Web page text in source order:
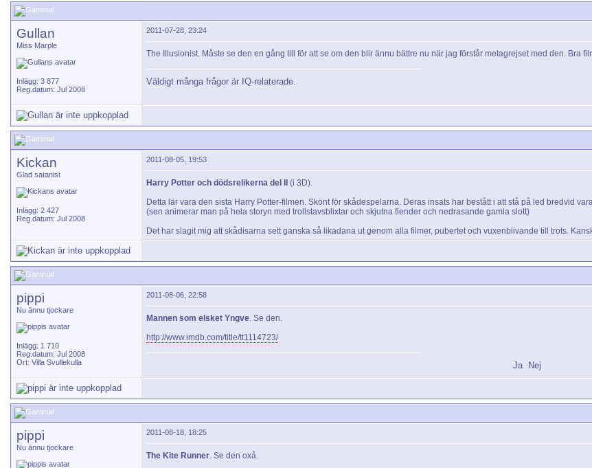
Gullan
Miss Marple
Inlägg: 3 877
Reg.datum: Jul 2008
2011-07-28, 23:24
The Illusionist. Måste se den en gång till för att se om den blir ännu bättre nu när jag förstår metagrejset med den. Bra
Väldigt många frågor är IQ-relaterade.
Kickan
Glad satanist
Inlägg: 2 427
Reg.datum: Jul 2008
2011-08-05, 19:53
Harry Potter och dödsrelikerna del II
(i 3D).
Detta lär vara den sista Harry Potter-filmen. Skönt för skådespelarna. Deras insats har bestått i att stå på led bredvid
(sen animerar man på hela storyn med trollstavsblixtar och skjutna fiender och nedrasande gamla slott)
Det har slagit mig att skådisarna sett ganska så likadana ut genom alla filmer, pubertet och vuxenblivande till trots.
pippi
Nu ännu tjockare
Inlägg: 1 710
Reg.datum: Jul 2008
Ort: Villa Svullekulla
2011-08-06, 22:58
Mannen som elsket Yngve. Se den.
http://www.imdb.com/title/tt1114723/
Ja Nej
pippi
Nu ännu tjockare
2011-08-18, 18:25
The Kite Runner. Se den oxå.